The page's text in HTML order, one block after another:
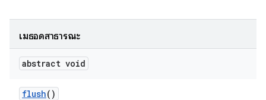
เมธอดสาธารณะ
abstract void
flush()